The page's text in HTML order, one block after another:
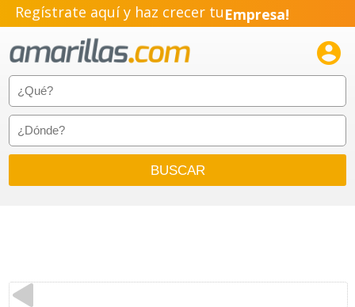
Regístrate aquí y haz crecer tuEmpresa!
Pyme!
Emprendimiento!
